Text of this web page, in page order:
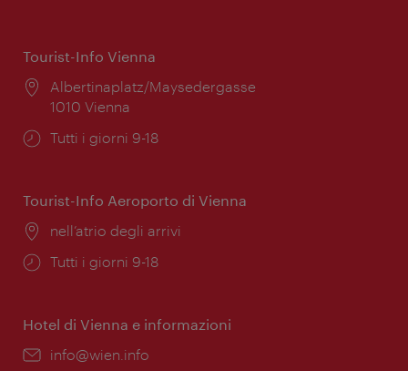
Tourist-Info Vienna
Posizione:
Albertinaplatz/Maysedergasse
1010 Vienna
Orari
Tutti i giorni 9-18
Tourist-Info Aeroporto di Vienna
Posizione:
nell’atrio degli arrivi
Orari
Tutti i giorni 9-18
Hotel di Vienna e informazioni
Email:
info@wien.info